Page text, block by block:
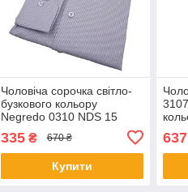
Чоловіча сорочка світло-
бузкового кольору
Negredo 0310 NDS 15
335₴ 670 ₴
Купити
637